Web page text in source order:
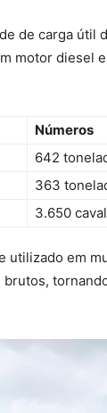
de carga útil
motor diesel
Números
642
363
3.650
em